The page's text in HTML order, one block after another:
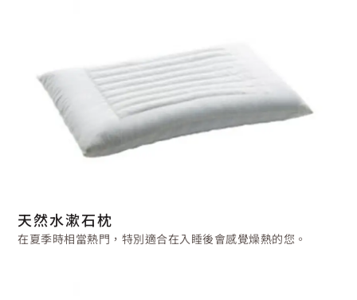
天然水漱石枕
在夏季時相當熱門，特別適合在入睡後會感覺燥熱的您。